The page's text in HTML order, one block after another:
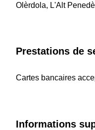
Olèrdola, L'Alt
Prestations de
Cartes bancaires
Informations